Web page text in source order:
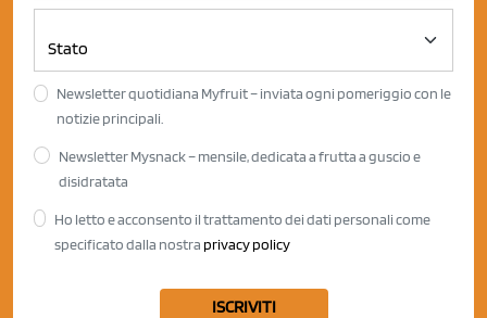
Newsletter quotidiana Myfruit – inviata ogni pomeriggio con le
notizie principali.
Newsletter Mysnack – mensile, dedicata a frutta a guscio e
disidratata
Ho letto e acconsento il trattamento dei dati personali come
specificato dalla nostra privacy policy
ISCRIVITI